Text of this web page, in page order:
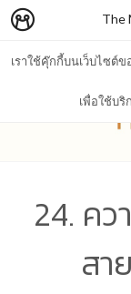
เราใช้คุ๊กกี้บนเว็บไซต์
เพื่อใช้บริ
The
24. คว
สา